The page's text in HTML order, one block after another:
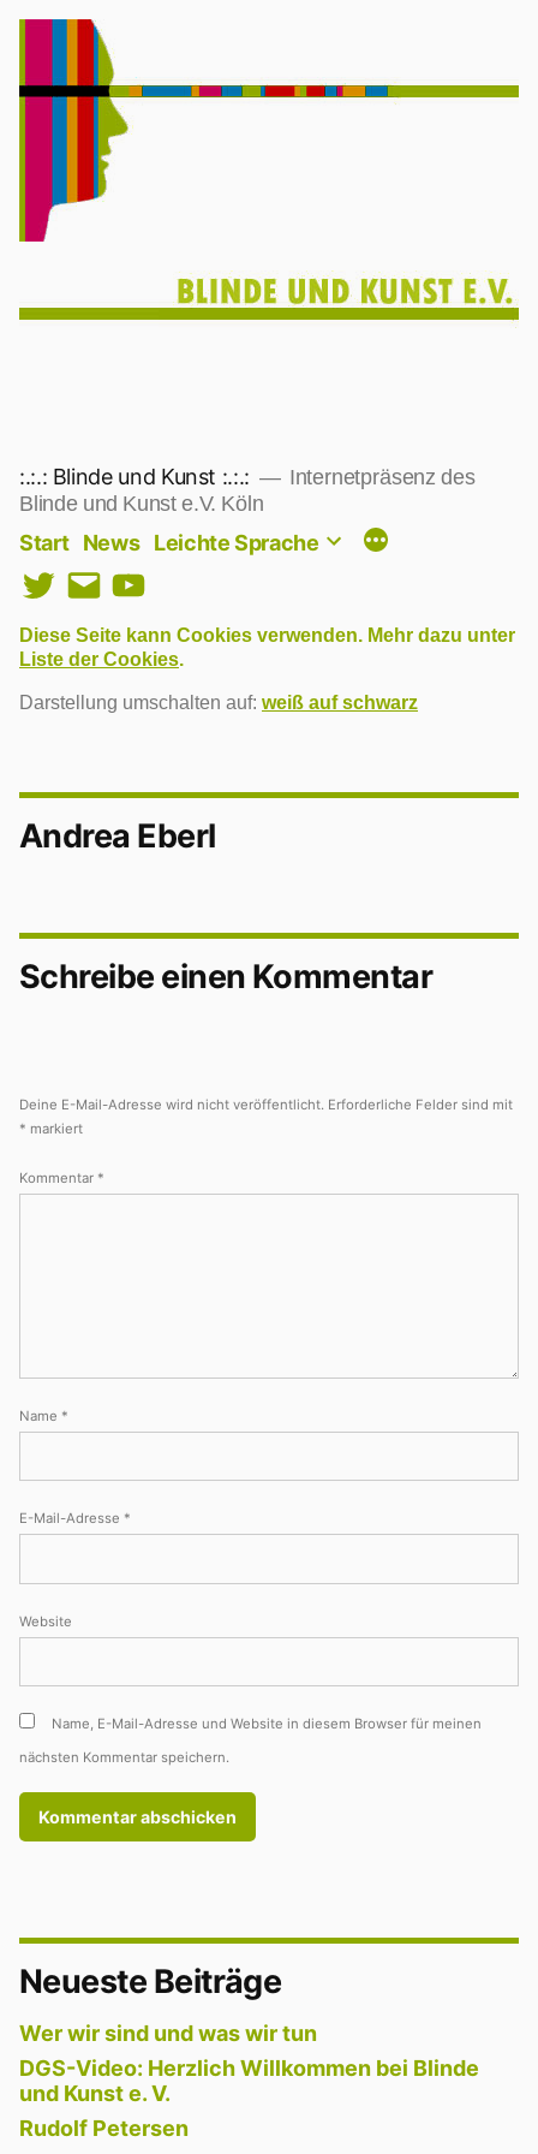
Zum
springen
:.:.: Blinde und Kunst :.:.:
Internetpräsenz des
Blinde und Kunst e.V. Köln
Start News Leichte Sprache
TwitterE-
YouTube
Diese Seite kann Cookies verwenden. Mehr dazu unter
Liste der Cookies.
Darstellung umschalten auf: weiß auf schwarz
Andrea Eberl
Schreibe einen Kommentar
Deine E-Mail-Adresse wird nicht veröffentlicht. Erforderliche Felder sind mit
* markiert
Kommentar *
Name *
E-Mail-Adresse *
Website
Name, E-Mail-Adresse und Website in diesem Browser für meinen
nächsten Kommentar speichern.
Neueste Beiträge
Wer wir sind und was wir tun
DGS-Video: Herzlich Willkommen bei Blinde
und Kunst e. V.
Rudolf Petersen